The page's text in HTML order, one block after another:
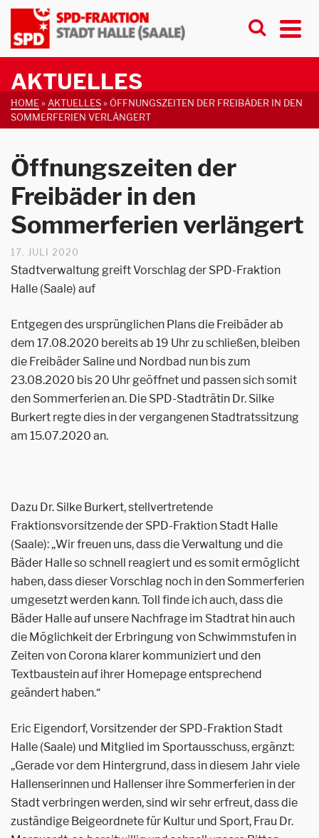
AKTUELLES
HOME» AKTUELLES»ÖFFNUNGSZEITEN DER FREIBÄDER IN DEN
SOMMERFERIEN VERLÄNGERT
Öffnungszeiten der
Freibäder in den
Sommerferien verlängert
17. JULI 2020
Stadtverwaltung greift Vorschlag der SPD-Fraktion
Halle (Saale) auf
Entgegen des ursprünglichen Plans die Freibäder ab
dem 17.08.2020 bereits ab 19 Uhr zu schließen, bleiben
die Freibäder Saline und Nordbad nun bis zum
23.08.2020 bis 20 Uhr geöffnet und passen sich somit
den Sommerferien an. Die SPD-Stadträtin Dr. Silke
Burkert regte dies in der vergangenen Stadtratssitzung
am 15.07.2020 an.
Dazu Dr. Silke Burkert, stellvertretende
Fraktionsvorsitzende der SPD-Fraktion Stadt Halle
(Saale): „Wir freuen uns, dass die Verwaltung und die
Bäder Halle so schnell reagiert und es somit ermöglicht
haben, dass dieser Vorschlag noch in den Sommerferien
umgesetzt werden kann. Toll finde ich auch, dass die
Bäder Halle auf unsere Nachfrage im Stadtrat hin auch
die Möglichkeit der Erbringung von Schwimmstufen in
Zeiten von Corona klarer kommuniziert und den
Textbaustein auf ihrer Homepage entsprechend
geändert haben.“
Eric Eigendorf, Vorsitzender der SPD-Fraktion Stadt
Halle (Saale) und Mitglied im Sportausschuss, ergänzt:
„Gerade vor dem Hintergrund, dass in diesem Jahr viele
Hallenserinnen und Hallenser ihre Sommerferien in der
Stadt verbringen werden, sind wir sehr erfreut, dass die
zuständige Beigeordnete für Kultur und Sport, Frau Dr.